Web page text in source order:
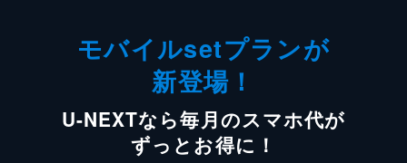
モバイルsetプランが
新登場！
U-NEXTなら毎月のスマホ代が
ずっとお得に！